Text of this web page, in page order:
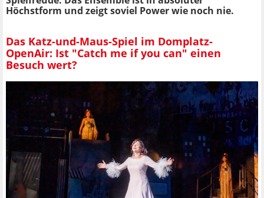
Höchstform und zeigt soviel Power wie noch nie.
Das Katz-und-Maus-Spiel im Domplatz-
OpenAir: Ist "Catch me if you can" einen
Besuch wert?